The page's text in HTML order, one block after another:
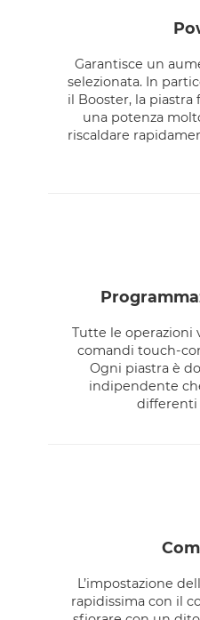
Garantisce un
selezionata. In
il Booster, la
una potenza
riscaldare
Tutte le operazioni
comandi touch-
Ogni piastra è
indipendente
differenti
L’impostazione
rapidissima con il